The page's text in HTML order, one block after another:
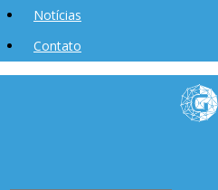
Notícias
Contato